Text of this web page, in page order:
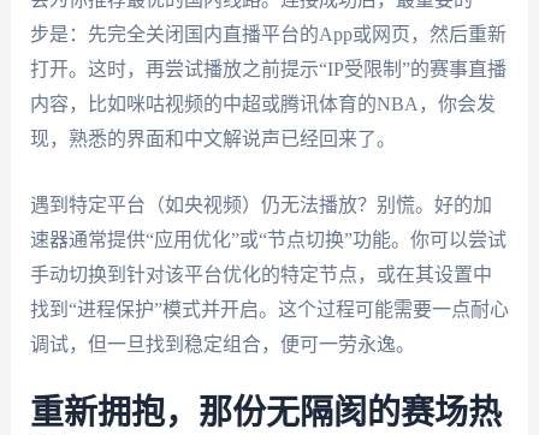
步是：先完全关闭国内直播平台的App或网页，然后重新
打开。这时，再尝试播放之前提示“IP受限制”的赛事直播
内容，比如咪咕视频的中超或腾讯体育的NBA，你会发
现，熟悉的界面和中文解说声已经回来了。
遇到特定平台（如央视频）仍无法播放？别慌。好的加
速器通常提供“应用优化”或“节点切换”功能。你可以尝试
手动切换到针对该平台优化的特定节点，或在其设置中
找到“进程保护”模式并开启。这个过程可能需要一点耐心
调试，但一旦找到稳定组合，便可一劳永逸。
重新拥抱，那份无隔阂的赛场热